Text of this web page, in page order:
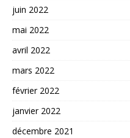
juin 2022
mai 2022
avril 2022
mars 2022
février 2022
janvier 2022
décembre 2021